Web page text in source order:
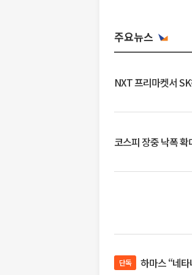
주요뉴스
NXT 프리마켓서
코스피 장중 낙폭
단독 하마스 “네